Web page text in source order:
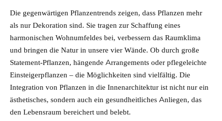
Die gegenwärtigen Pflanzentrends zeigen, dass Pflanzen mehr
als nur Dekoration sind. Sie tragen zur Schaffung eines
harmonischen Wohnumfeldes bei, verbessern das Raumklima
und bringen die Natur in unsere vier Wände. Ob durch große
Statement-Pflanzen, hängende Arrangements oder pflegeleichte
Einsteigerpflanzen – die Möglichkeiten sind vielfältig. Die
Integration von Pflanzen in die Innenarchitektur ist nicht nur ein
ästhetisches, sondern auch ein gesundheitliches Anliegen, das
den Lebensraum bereichert und belebt.